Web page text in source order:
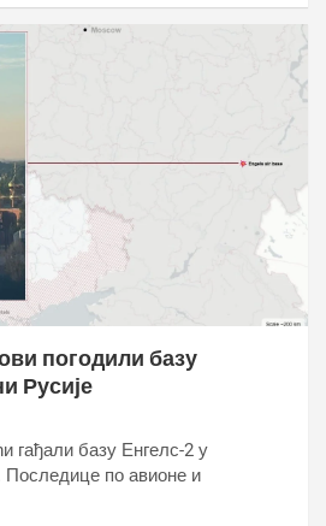
погодили базу
Русије
гађали базу Енгелс-2 у
Последице по авионе и